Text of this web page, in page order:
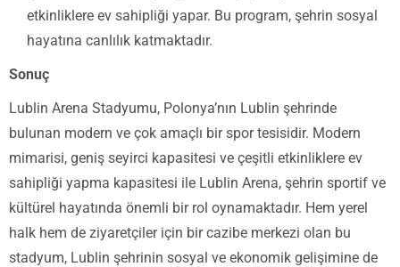
etkinliklere ev sahipliği yapar. Bu program, şehrin sosyal
hayatına canlılık katmaktadır.
Sonuç
Lublin Arena Stadyumu, Polonya’nın Lublin şehrinde
bulunan modern ve çok amaçlı bir spor tesisidir. Modern
mimarisi, geniş seyirci kapasitesi ve çeşitli etkinliklere ev
sahipliği yapma kapasitesi ile Lublin Arena, şehrin sportif ve
kültürel hayatında önemli bir rol oynamaktadır. Hem yerel
halk hem de ziyaretçiler için bir cazibe merkezi olan bu
stadyum, Lublin şehrinin sosyal ve ekonomik gelişimine de